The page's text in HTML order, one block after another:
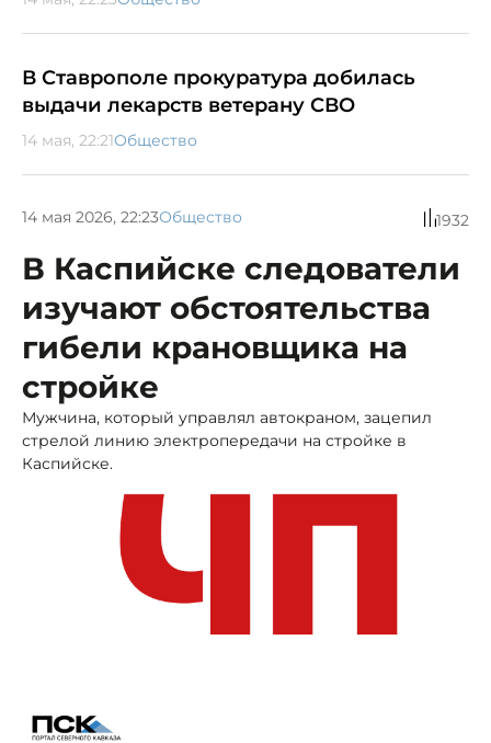
В Ставрополе прокуратура добилась
выдачи лекарств ветерану СВО
14 мая, 22:21Общество
14 мая 2026, 22:23Общество 1932
В Каспийске следователи
изучают обстоятельства
гибели крановщика на
стройке
Мужчина, который управлял автокраном, зацепил
стрелой линию электропередачи на стройке в
Каспийске.